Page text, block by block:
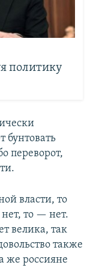
политику
бунтовать
переворот,
власти, то
то — нет.
велика, так
также
же россияне